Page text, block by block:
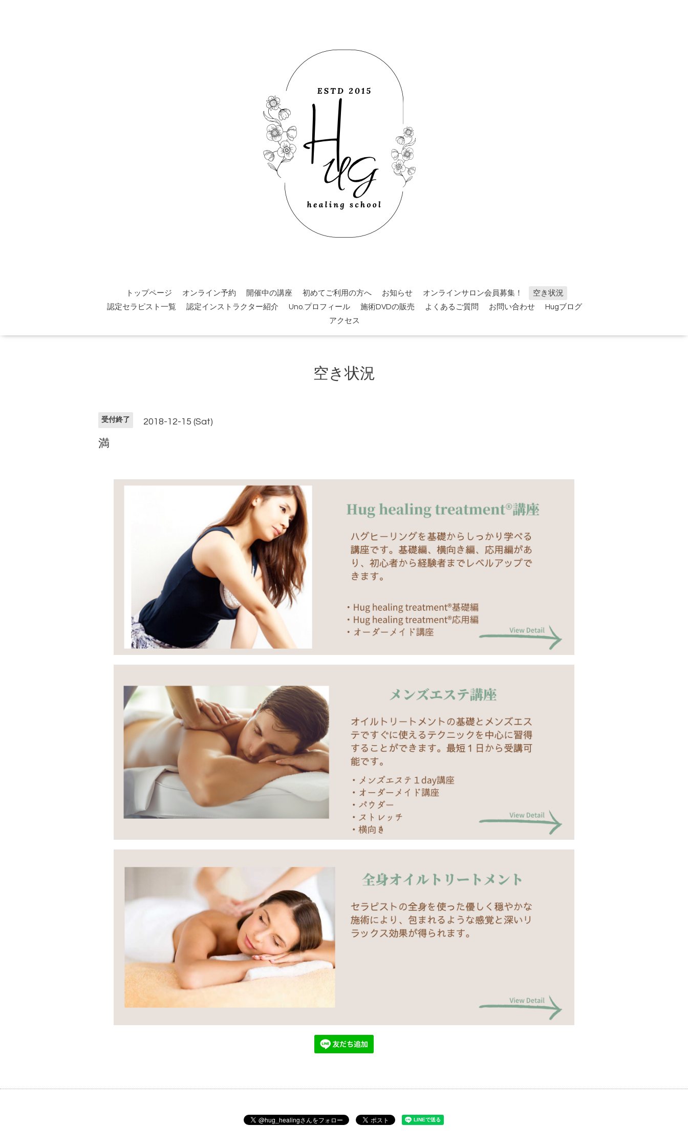
トップページ オンライン予約 開催中の講座 初めてご利用の方へ お知らせ オンラインサロン会員募集！
空き状況
認定セラピスト一覧
認定インストラクター紹介 Uno.プロフィール 施術DVDの販売 よくあるご質問 お問い合わせ
Hugブログ
アクセス
空き状況
受付終了 2018-12-15 (Sat)
満